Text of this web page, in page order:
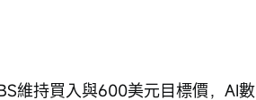
維持買入與600美元目標價，AI數